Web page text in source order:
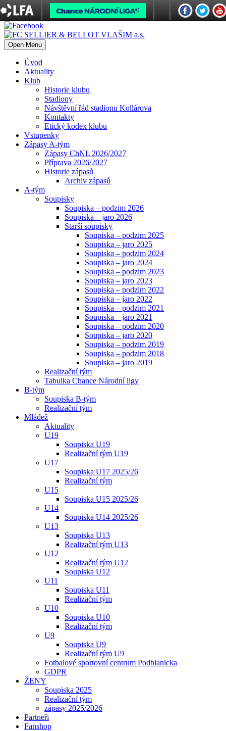
Open Menu
Úvod
Aktuality
Klub
Historie klubu
Stadiony
Návštěvní řád stadionu Kollárova
Kontakty
Etický kodex klubu
Vstupenky
Zápasy A-tým
Zápasy ChNL 2026/2027
Příprava 2026/2027
Historie zápasů
Archiv zápasů
A-tým
Soupisky
Soupiska – podzim 2026
Soupiska – jaro 2026
Starší soupisky
Soupiska – podzim 2025
Soupiska – jaro 2025
Soupiska – podzim 2024
Soupiska – jaro 2024
Soupiska – podzim 2023
Soupiska – jaro 2023
Soupiska – podzim 2022
Soupiska – jaro 2022
Soupiska – podzim 2021
Soupiska – jaro 2021
Soupiska – podzim 2020
Soupiska – jaro 2020
Soupiska – podzim 2019
Soupiska – podzim 2018
Soupiska – jaro 2019
Realizační tým
Tabulka Chance Národní ligy
B-tým
Soupiska B-tým
Realizační tým
Mládež
Aktuality
U19
Soupiska U19
Realizační tým U19
U17
Soupiska U17 2025/26
Realizační tým
U15
Soupiska U15 2025/26
U14
Soupiska U14 2025/26
U13
Soupiska U13
Realizační tým U13
U12
Realizační tým U12
Soupiska U12
U11
Soupiska U11
Realizační tým
U10
Soupiska U10
Realizační tým
U9
Soupiska U9
Realizační tým U9
Fotbalové sportovní centrum Podblanicka
GDPR
ŽENY
Soupiska 2025
Realizační tým
zápasy 2025/2026
Partneři
Fanshop